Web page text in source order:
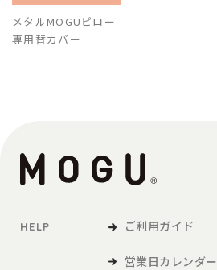
メタルMOGUピロー
専用替カバー
HELP ご利用ガイド
営業日カレンダー